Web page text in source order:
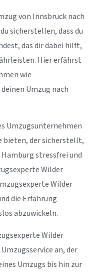
von Innsbruck nach
sicherstellen, dass du
das dir dabei hilft,
Hier erfährst
wie
Umzug nach
Umzugsunternehmen
bieten, der sicherstellt,
stressfrei und
Wilder
Wilder
die Erfahrung
abzuwickeln.
Wilder
an, der
Umzugs bis hin zur